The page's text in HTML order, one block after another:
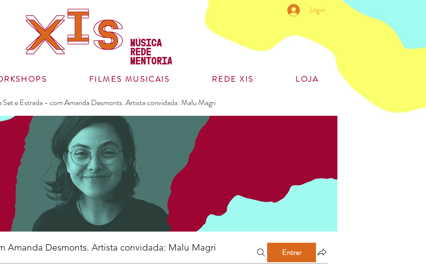
Login
FILMES MUSICAIS REDE XIS LOJA
Set e Estrada - com Amanda Desmonts. Artista convidada: Malu Magri
Amanda Desmonts. Artista convidada: Malu Magri Entrar